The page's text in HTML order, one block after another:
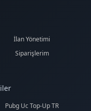
İlan Yönetimi
Siparişlerim
Pubg Uc Top-Up TR